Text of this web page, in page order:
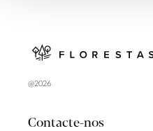
@2026
Contacte-nos